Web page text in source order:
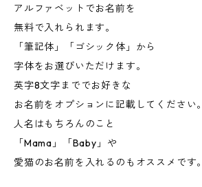
アルファベットでお名前を
無料で入れられます。
「筆記体」「ゴシック体」から
字体をお選びいただけます。
英字8文字まででお好きな
お名前をオプションに記載してください。
人名はもちろんのこと
「Mama」「Baby」や
愛猫のお名前を入れるのもオススメです。